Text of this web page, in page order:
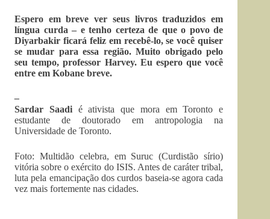
Espero em breve ver seus livros traduzidos em
língua curda – e tenho certeza de que o povo de
Diyarbakir ficará feliz em recebê-lo, se você quiser
se mudar para essa região. Muito obrigado pelo
seu tempo, professor Harvey. Eu espero que você
entre em Kobane breve.
–
Sardar Saadi
é ativista que mora em Toronto e
estudante de doutorado em antropologia na
Universidade de Toronto.
Foto: Multidão celebra, em Suruc (Curdistão sírio)
vitória sobre o exército do ISIS. Antes de caráter tribal,
luta pela emancipação dos curdos baseia-se agora cada
vez mais fortemente nas cidades.